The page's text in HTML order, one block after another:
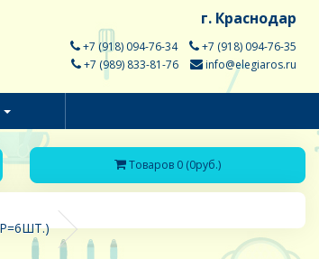
г. Краснодар
+7 (918) 094-76-34
+7 (918) 094-76-35
+7 (989) 833-81-76
info@elegiaros.ru
Товаров 0 (0руб.)